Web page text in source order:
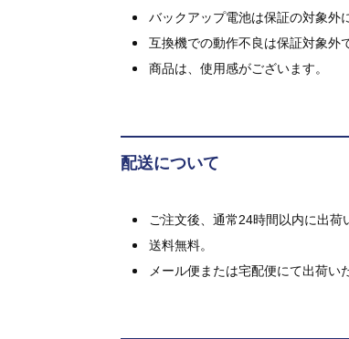
バックアップ電池は保証の対象外
互換機での動作不良は保証対象外
商品は、使用感がございます。
配送について
ご注文後、通常24時間以内に出荷
送料無料。
メール便または宅配便にて出荷い